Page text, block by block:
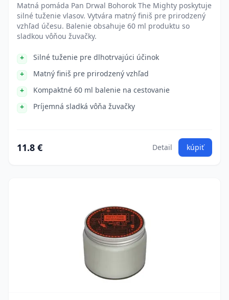
Matná pomáda Pan Drwal Bohorok The Mighty poskytuje
silné tuženie vlasov. Vytvára matný finiš pre prirodzený
vzhľad účesu. Balenie obsahuje 60 ml produktu so
sladkou vôňou žuvačky.
Silné tuženie pre dlhotrvajúci účinok
Matný finiš pre prirodzený vzhľad
Kompaktné 60 ml balenie na cestovanie
Príjemná sladká vôňa žuvačky
11.8 € Detail kúpiť